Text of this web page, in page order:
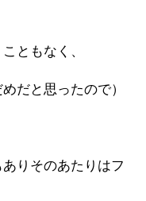
ともなく、
だと思ったので）
りそのあたりはフ